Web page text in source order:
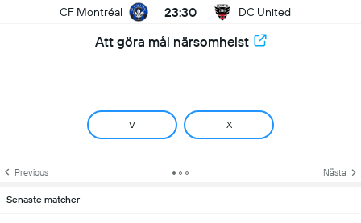
CF Montréal 23:30 DC United
Att göra mål närsomhelst
V X
Previous Nästa
Senaste matcher